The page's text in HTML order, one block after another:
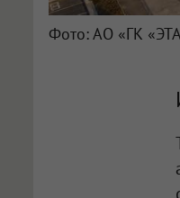
Фото: АО «ГК